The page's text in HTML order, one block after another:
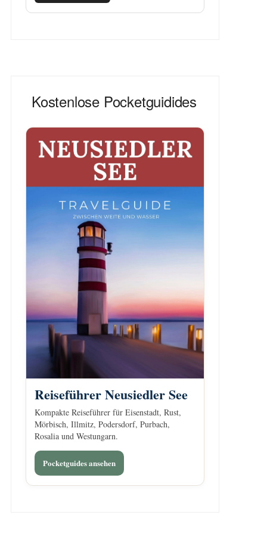
Kostenlose Pocketguidides
Reiseführer Neusiedler See
Kompakte Reiseführer für Eisenstadt, Rust,
Mörbisch, Illmitz, Podersdorf, Purbach,
Rosalia und Westungarn.
Pocketguides ansehen